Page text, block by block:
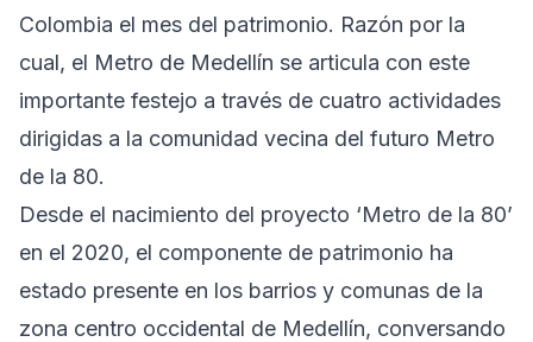
Colombia el mes del patrimonio. Razón por la
cual, el Metro de Medellín se articula con este
importante festejo a través de cuatro actividades
dirigidas a la comunidad vecina del futuro Metro
de la 80.
Desde el nacimiento del proyecto ‘Metro de la 80’
en el 2020, el componente de patrimonio ha
estado presente en los barrios y comunas de la
zona centro occidental de Medellín, conversando